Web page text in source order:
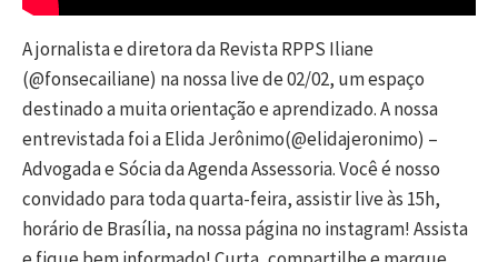
A jornalista e diretora da Revista RPPS Iliane
(@fonsecailiane) na nossa live de 02/02, um espaço
destinado a muita orientação e aprendizado. A nossa
entrevistada foi a Elida Jerônimo(@elidajeronimo) –
Advogada e Sócia da Agenda Assessoria. Você é nosso
convidado para toda quarta-feira, assistir live às 15h,
horário de Brasília, na nossa página no instagram! Assista